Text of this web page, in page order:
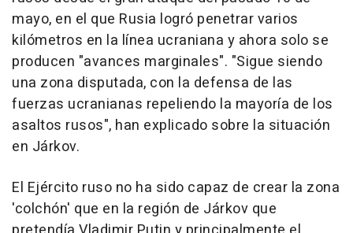
mayo, en el que Rusia logró penetrar varios
kilómetros en la línea ucraniana y ahora solo se
producen "avances marginales". "Sigue siendo
una zona disputada, con la defensa de las
fuerzas ucranianas repeliendo la mayoría de los
asaltos rusos", han explicado sobre la situación
en Járkov.
El Ejército ruso no ha sido capaz de crear la zona
'colchón' que en la región de Járkov que